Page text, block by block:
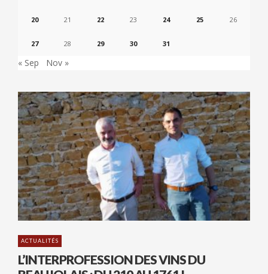
20 21 22 23 24 25 26
27 28 29 30 31
« Sep Nov »
ACTUALITÉS
L’INTERPROFESSION DES VINS DU